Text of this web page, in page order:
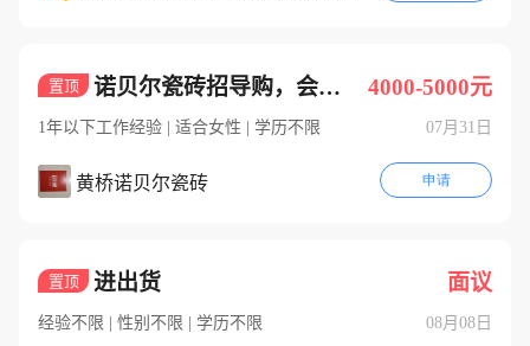
置顶 诺贝尔瓷砖招导购，会拍抖音要面试 4000-5000元
1年以下工作经验 | 适合女性 | 学历不限 07月31日
黄桥诺贝尔瓷砖 申请
置顶 进出货 面议
经验不限 | 性别不限 | 学历不限 08月08日